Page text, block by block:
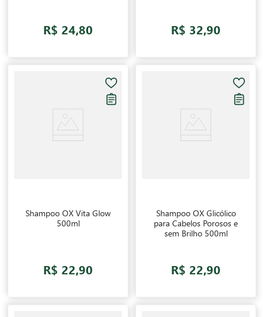
R$ 24,80 R$ 32,90
Shampoo OX Vita Glow
500ml
R$ 22,90
Shampoo OX Glicólico
para Cabelos Porosos e
sem Brilho 500ml
R$ 22,90